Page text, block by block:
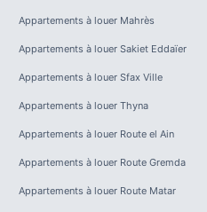
Appartements à louer Mahrès
Appartements à louer Sakiet Eddaïer
Appartements à louer Sfax Ville
Appartements à louer Thyna
Appartements à louer Route el Ain
Appartements à louer Route Gremda
Appartements à louer Route Matar